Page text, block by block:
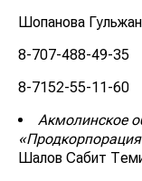
Шопанова
8-707-488-49-35
8-7152-55-11-60
Акмолинское
Шалов Сабит